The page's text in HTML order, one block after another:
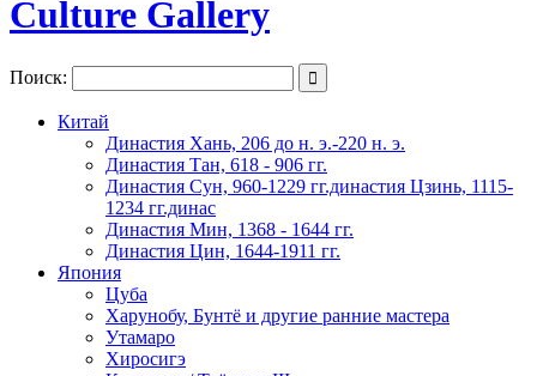
Поиск: 
Китай
Династия Хань, 206 до н. э.-220 н. э.
Династия Тан, 618 - 906 гг.
Династия Сун, 960-1229 гг.династия Цзинь, 1115-
1234 гг.динас
Династия Мин, 1368 - 1644 гг.
Династия Цин, 1644-1911 гг.
Япония
Цуба
Харунобу, Бунтё и другие ранние мастера
Утамаро
Хиросигэ